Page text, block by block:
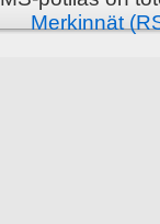
Merkinnät